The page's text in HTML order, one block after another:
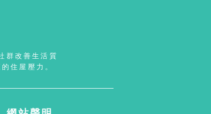
群改善生活質
住屋壓力。